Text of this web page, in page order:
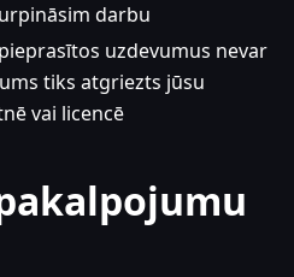
darbu
uzdevumus nevar
tiks atgriezts jūsu
vai licencē